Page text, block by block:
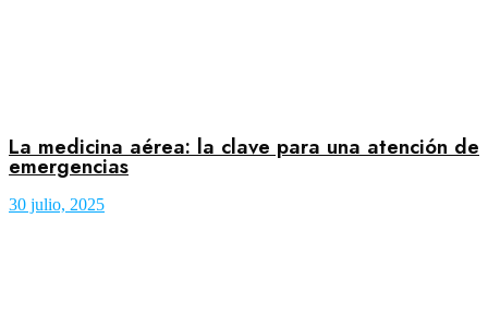
La medicina aérea: la clave para una atención de
emergencias
30 julio, 2025